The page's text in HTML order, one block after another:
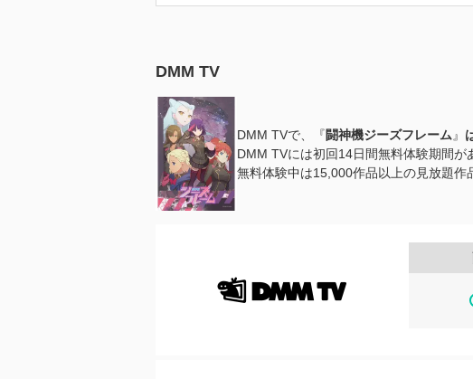
DMM TV
DMM TVで、『闘神機ジーズフレーム 』
DMM TVには初回14日間無料体験期間が
無料体験中は15,000作品以上の見放題作